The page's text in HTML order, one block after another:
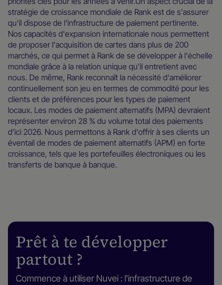
stratégie de croissance mondiale de Rank est de s'assurer
qu'il dispose de l'infrastructure de paiement pertinente.
Nos capacités d'expansion internationale nous permettent
de proposer l'acquisition de cartes dans plus de 200
marchés, ce qui permet à Rank de se développer à l'échelle
mondiale grâce à la relation unique qu'il entretient avec
nous. De même, Rank reconnaît la nécessité d'améliorer
continuellement son jeu en termes de commodité pour les
clients et de préférences pour les types de paiement
locaux. Les modes de paiement alternatifs (MPA) devraient
représenter environ 28 % du volume total des paiements
d'ici 2026. Nous permettons à Rank d'offrir à ses clients un
éventail de modes de paiement alternatifs (APM) en forte
croissance, tels que les portefeuilles électroniques ou les
transferts de banque à banque.
Prêt à te développer
partout ?
Commence à utiliser Nuvei : l'infrastructure de